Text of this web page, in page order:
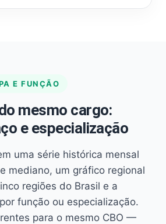
E FUNÇÃO
mesmo cargo:
e especialização
uma série histórica mensal
mediano, um gráfico regional
regiões do Brasil e a
função ou especialização.
para o mesmo CBO —